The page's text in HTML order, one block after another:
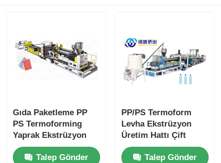
Gıda Paketleme PP
PS Termoforming
Yaprak Ekstrüzyon
Lini 350-1500kg/H
KapasiteTalep Gönder
PP/PS Termoform
Levha Ekstrüzyon
Üretim Hattı Çift
Vidalı 1220mm-
2100mmTalep Gönder